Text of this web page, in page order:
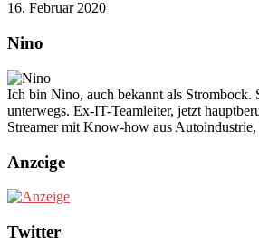
16. Februar 2020
Nino
Ich bin Nino, auch bekannt als Strombock.
unterwegs. Ex-IT-Teamleiter, jetzt
Streamer mit Know-how aus
Anzeige
Twitter